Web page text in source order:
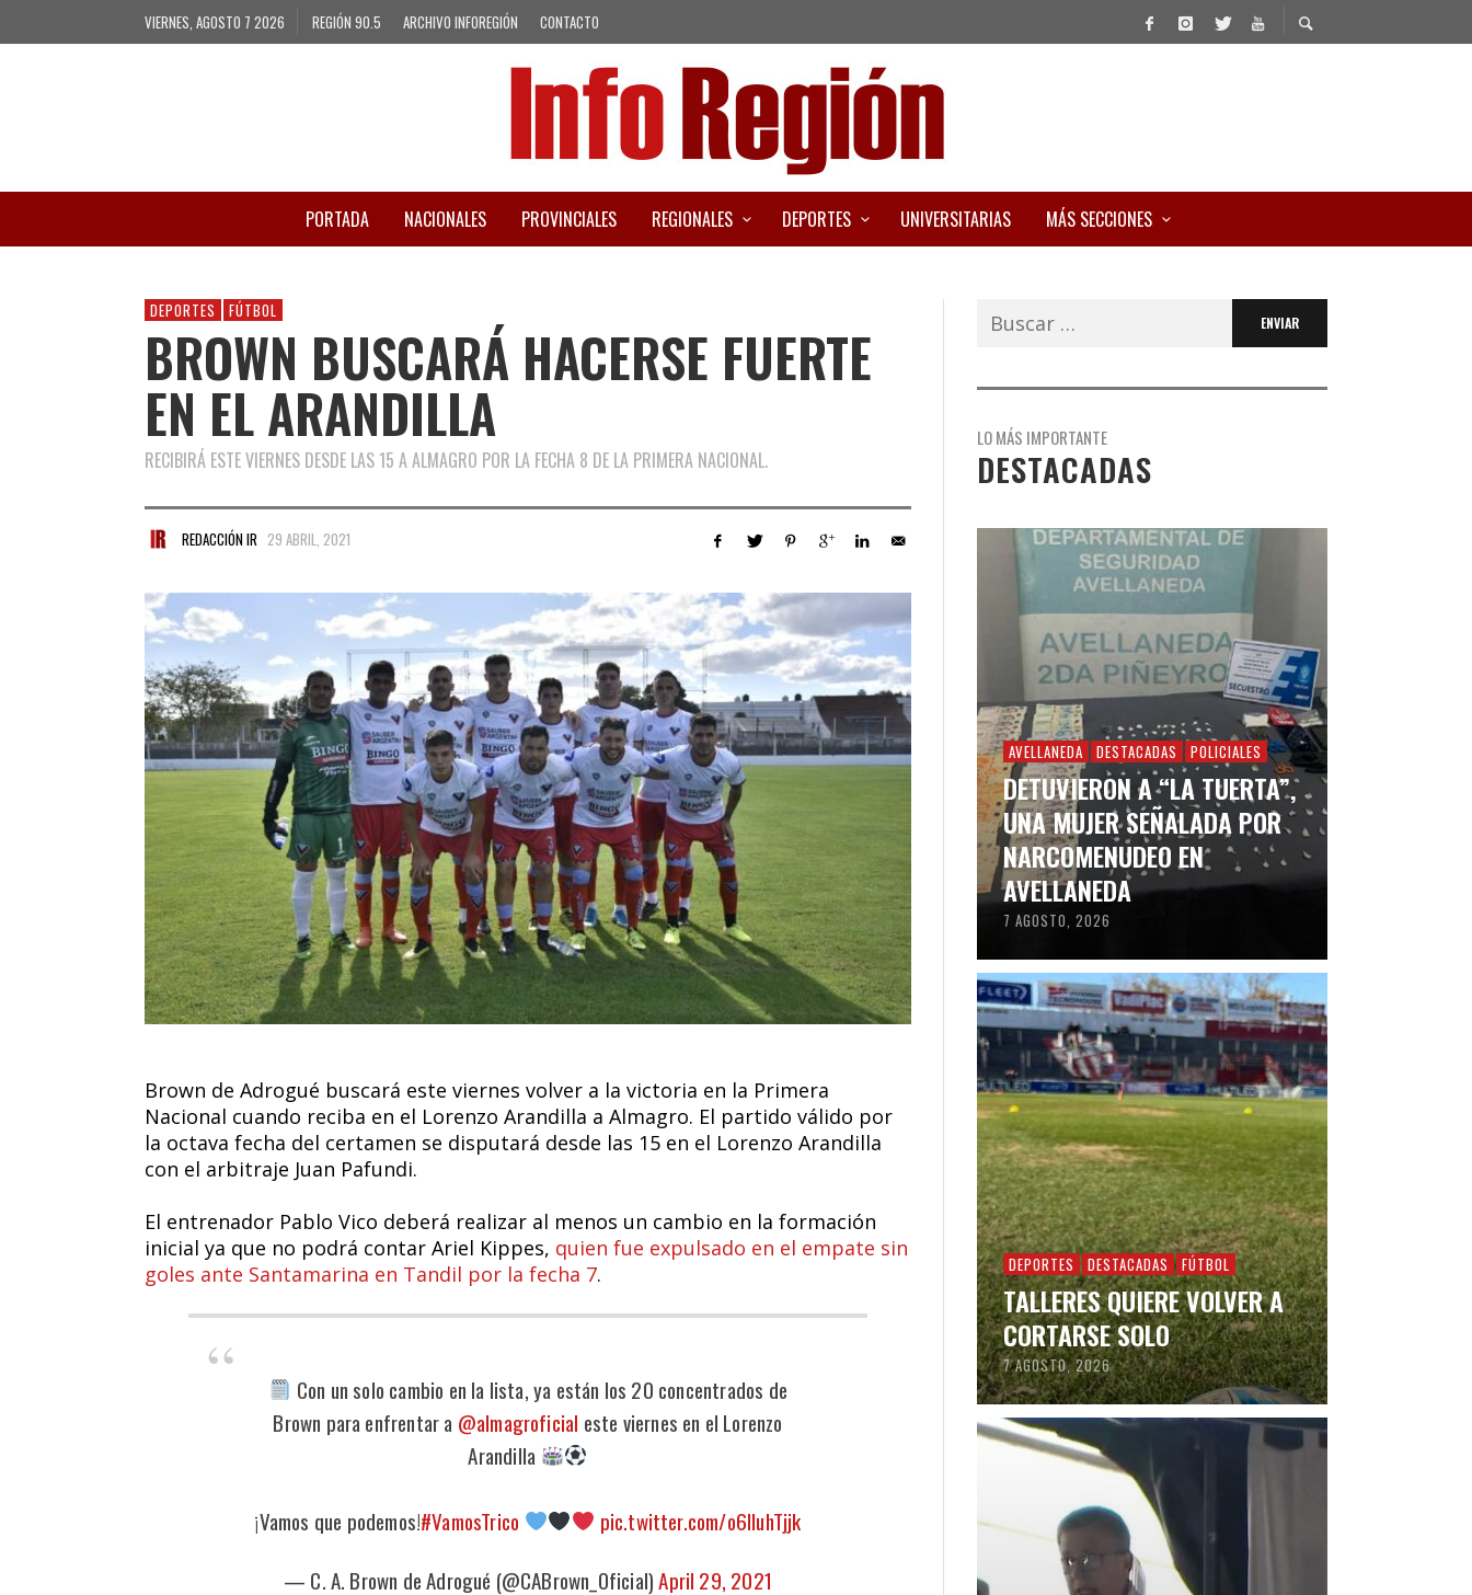
VIERNES, AGOSTO 7 2026 REGIÓN 90.5 ARCHIVO INFOREGIÓN CONTACTO
PORTADA NACIONALES PROVINCIALES REGIONALES DEPORTES UNIVERSITARIAS MÁS SECCIONES
DEPORTES FÚTBOL
BROWN BUSCARÁ HACERSE FUERTE
EN EL ARANDILLA
RECIBIRÁ ESTE VIERNES DESDE LAS 15 A ALMAGRO POR LA FECHA 8 DE LA PRIMERA NACIONAL.
REDACCIÓN IR 29 ABRIL, 2021
Brown de Adrogué buscará este viernes volver a la victoria en la Primera
Nacional cuando reciba en el Lorenzo Arandilla a Almagro. El partido válido por
la octava fecha del certamen se disputará desde las 15 en el Lorenzo Arandilla
con el arbitraje Juan Pafundi.
El entrenador Pablo Vico deberá realizar al menos un cambio en la formación
inicial ya que no podrá contar Ariel Kippes, quien fue expulsado en el empate sin
goles ante Santamarina en Tandil por la fecha 7.
Con un solo cambio en la lista, ya están los 20 concentrados de
Brown para enfrentar a @almagroficial este viernes en el Lorenzo
Arandilla
¡Vamos que podemos!#VamosTrico
pic.twitter.com/o6IluhTjjk
— C. A. Brown de Adrogué (@CABrown_Oficial) April 29, 2021
Buscar:
LO MÁS IMPORTANTE
DESTACADAS
AVELLANEDA DESTACADAS POLICIALES
DETUVIERON A “LA TUERTA”,
UNA MUJER SEÑALADA POR
NARCOMENUDEO EN
AVELLANEDA
7 AGOSTO, 2026
DEPORTES DESTACADAS FÚTBOL
TALLERES QUIERE VOLVER A
CORTARSE SOLO
7 AGOSTO, 2026